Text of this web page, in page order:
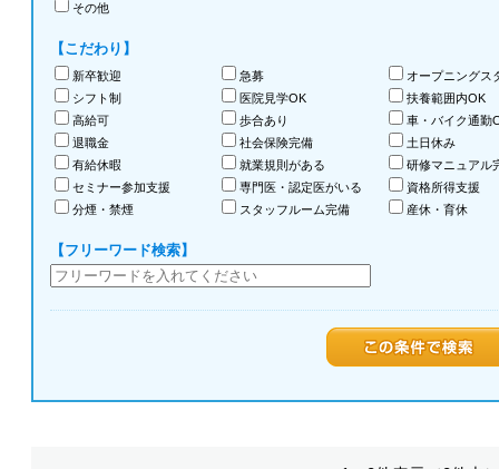
その他
【こだわり】
新卒歓迎 急募
オープニングス
シフト制
医院見学OK
扶養範囲内OK
高給可
歩合あり
車・バイク通勤
退職金
社会保険完備
土日休み
有給休暇
就業規則がある
研修マニュアル
セミナー参加支援
専門医・認定医がいる
資格所得支援
分煙・禁煙
スタッフルーム完備 産休・育休
【フリーワード検索】